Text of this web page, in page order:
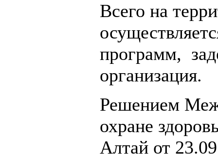
Всего на
программ,
организация.
Решением
охране
Алтай от